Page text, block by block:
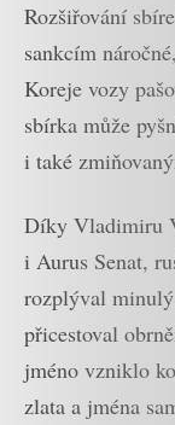
Rozšiřování
sankcím
Koreje vozy
sbírka může
i také
Díky Vladimiru
i Aurus Senat,
rozplýval minulý
přicestoval
jméno vzniklo
zlata a jména